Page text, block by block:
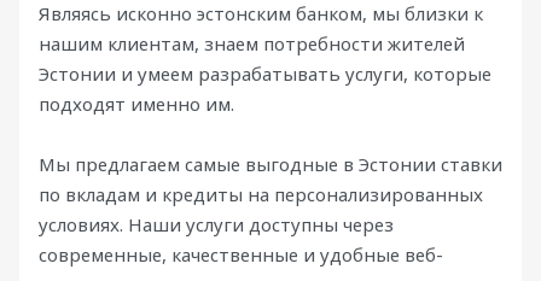
Являясь исконно эстонским банком, мы близки к
нашим клиентам, знаем потребности жителей
Эстонии и умеем разрабатывать услуги, которые
подходят именно им.
Мы предлагаем самые выгодные в Эстонии ставки
по вкладам и кредиты на персонализированных
условиях. Наши услуги доступны через
современные, качественные и удобные веб-